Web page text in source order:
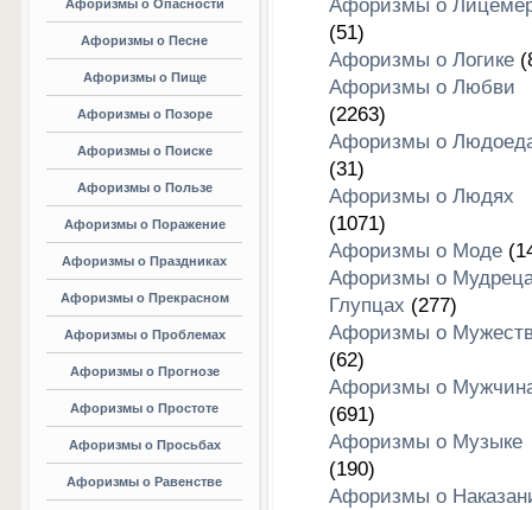
Афоризмы о Опасности
Афоризмы о Песне
Афоризмы о Пище
Афоризмы о Позоре
Афоризмы о Поиске
Афоризмы о Пользе
Афоризмы о Поражение
Афоризмы о Праздниках
Афоризмы о Прекрасном
Афоризмы о Проблемах
Афоризмы о Прогнозе
Афоризмы о Простоте
Афоризмы о Просьбах
Афоризмы о Равенстве
Афоризмы о
(51)
Афоризмы о Логике
Афоризмы о Любви
(2263)
Афоризмы о
(31)
Афоризмы о Людях
(1071)
Афоризмы о Моде
Афоризмы о
Глупцах (277)
Афоризмы о
(62)
Афоризмы о
(691)
Афоризмы о Музыке
(190)
Афоризмы о